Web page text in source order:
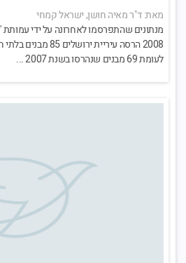
מאת: ד"ר מאיה חושן, ישראל קמחי
מנתונים שהתפרסמו לאחרונה על ידי
2008 הרסה עיריית
לעומת 69 מבנים שנהרסו בשנת 2007 ...